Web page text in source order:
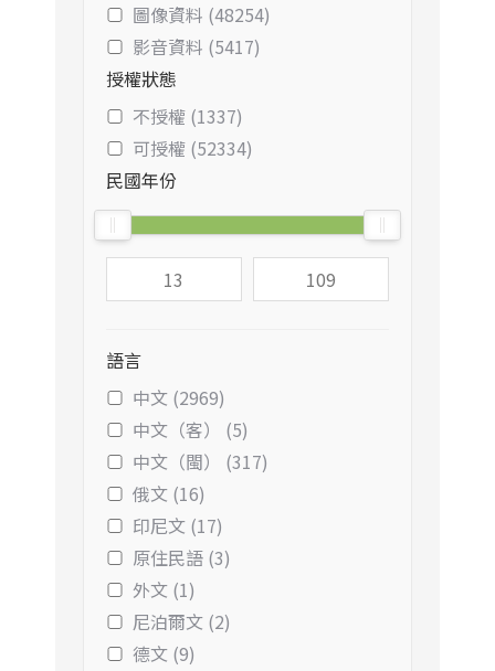
圖像資料 (48254)
影音資料 (5417)
授權狀態
不授權 (1337)
可授權 (52334)
民國年份
語言
中文 (2969)
中文（客） (5)
中文（閩） (317)
俄文 (16)
印尼文 (17)
原住民語 (3)
外文 (1)
尼泊爾文 (2)
德文 (9)